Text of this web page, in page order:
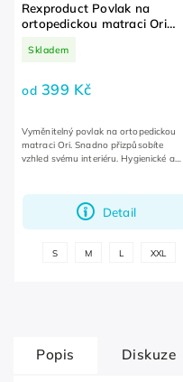
Rexproduct Povlak na
ortopedickou matraci Ori
Skladem
od 399 Kč
Detail
Vyměnitelný povlak na ortopedickou
matraci Ori. Snadno přizpůsobíte
vzhled svému interiéru. Hygienické a
S M L XXL
Popis Diskuze